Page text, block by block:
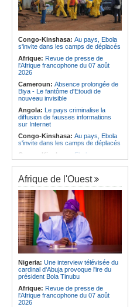
Afrique:Promesse de la finale de la
Coupe du Monde 2030 au Maroc -
Infantino marquera-t-il le but de son
maintien ?
Afrique:Partenariat Afrique-Monde
arabe - Des mesures adoptées pour
relancer la coopération
Afrique:Enjeux sur l'eau potable en
Afrique - Le Prof Jacques Djoli
Congo-Kinshasa: Au pays, Ebola
s'invite dans les camps de déplacés
Afrique: Revue de presse de
l'Afrique francophone du 07 août
2026
Cameroun: Absence prolongée de
Biya - Le fantôme d'Etoudi de
nouveau invisible
Angola: Le pays criminalise la
diffusion de fausses informations
sur Internet
Congo-Kinshasa: Au pays, Ebola
s'invite dans les camps de déplacés
Congo-Kinshasa: Ebola au pays -
Africa CDC mise sur les
communautés
Afrique Centrale:L'explosion de la
demande de viande de brousse
extermine la faune sauvage
Congo-Kinshasa:Après l'accord
avec une branche des FDLR, les
zones d'ombre persistent
Centrafrique: Un gendarme détenu
par le groupe armé AAKG retrouve
la liberté
Rome et Kigali discutent
d'une possible externalisation au
pays des procédures d'asile à
destination de l'Italie
Afrique de l'Ouest
Nigeria: Une interview télévisée du
cardinal d'Abuja provoque l'ire du
président Bola Tinubu
Afrique: Revue de presse de
l'Afrique francophone du 07 août
2026